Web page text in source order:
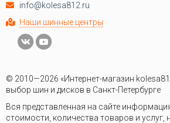
info@kolesa812.ru
Наши шинные центры
© 2010—2026 «Интернет-магазин
выбор шин и дисков в Санкт-Петербурге
Вся представленная на сайте
стоимости, количества товаров и услуг,